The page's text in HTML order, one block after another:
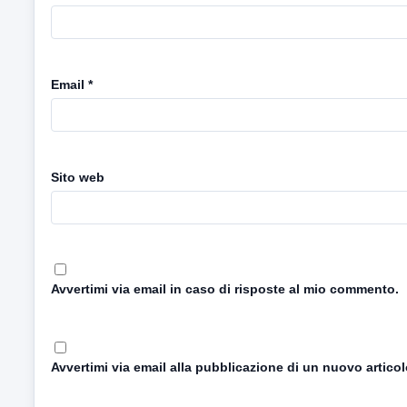
Email *
Sito web
Avvertimi via email in caso di risposte al mio commento.
Avvertimi via email alla pubblicazione di un nuovo